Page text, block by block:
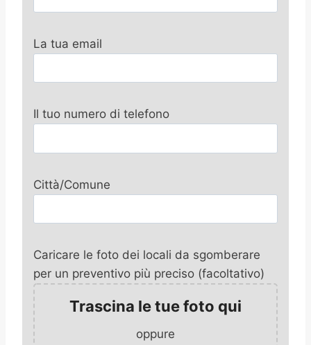
La tua email
Il tuo numero di telefono
Città/Comune
Caricare le foto dei locali da sgomberare
per un preventivo più preciso (facoltativo)
Trascina le tue foto qui
oppure